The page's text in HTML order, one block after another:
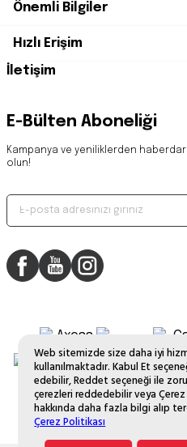
Web sitemizde size daha iyi
kullanılmaktadır. Kabul Et
edebilir, Reddet seçeneği ile
çerezleri reddedebilir veya
hakkında daha fazla bilgi alıp
Çerez Politikası
Önemli Bilgiler
Hızlı Erişim
İletişim
E-Bülten Aboneliği
Kampanya ve yeniliklerden
olun!